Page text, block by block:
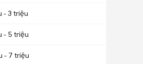
- 3 triệu
- 5 triệu
- 7 triệu